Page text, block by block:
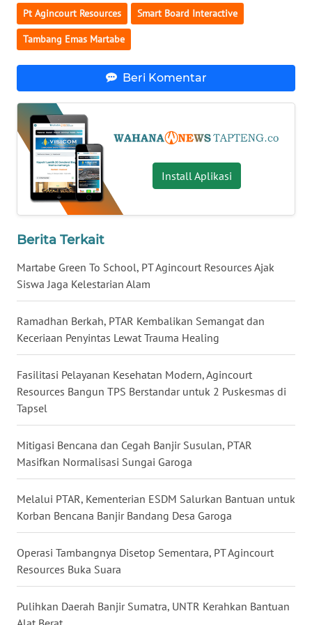
Pt Agincourt Resources Smart Board Interactive
Tambang Emas Martabe
Beri Komentar
Install Aplikasi
Berita Terkait
Martabe Green To School, PT Agincourt Resources Ajak
Siswa Jaga Kelestarian Alam
Ramadhan Berkah, PTAR Kembalikan Semangat dan
Keceriaan Penyintas Lewat Trauma Healing
Fasilitasi Pelayanan Kesehatan Modern, Agincourt
Resources Bangun TPS Berstandar untuk 2 Puskesmas di
Tapsel
Mitigasi Bencana dan Cegah Banjir Susulan, PTAR
Masifkan Normalisasi Sungai Garoga
Melalui PTAR, Kementerian ESDM Salurkan Bantuan untuk
Korban Bencana Banjir Bandang Desa Garoga
Operasi Tambangnya Disetop Sementara, PT Agincourt
Resources Buka Suara
Pulihkan Daerah Banjir Sumatra, UNTR Kerahkan Bantuan
WN
KALTARA
WN
KALTIM
WN
SULSEL
WN
WN
SULUT
WN
MALUKU
WN
MALUT
WN
DAIRI
WN
DANAU
NIAS
WN